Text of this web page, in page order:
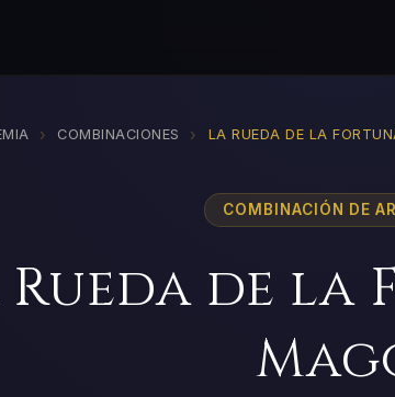
› COMBINACIONES › LA RUEDA DE LA
COMBINACIÓN DE
Rueda de